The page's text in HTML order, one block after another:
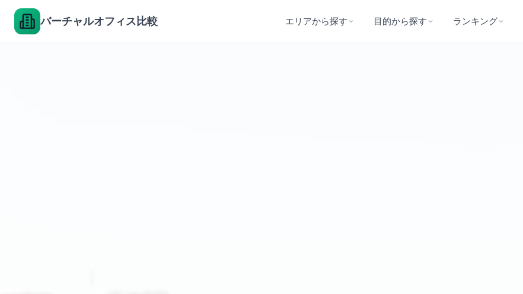
バーチャルオフィス比較 エリアから探す 目的から探す ランキング